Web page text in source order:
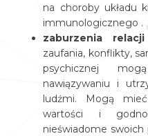
na choroby układu
immunologicznego .
zaburzenia relacji
zaufania, konflikty,
psychicznej
nawiązywaniu i
ludźmi. Mogą
wartości i
nieświadome